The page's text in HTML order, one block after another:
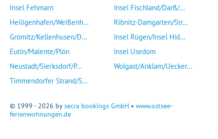
Insel Fehmarn
Heiligenhafen/Weißenh...
Grömitz/Kellenhusen/D...
Eutin/Malente/Plön
Neustadt/Sierksdorf/P...
Timmendorfer Strand/S...
Insel Fischland/Darß/...
Ribnitz-Damgarten/Str...
Insel Rügen/Insel Hid...
Insel Usedom
Wolgast/Anklam/Uecker...
© 1999 - 2026 bysecra bookings GmbH • www.ostsee-
ferienwohnungen.de